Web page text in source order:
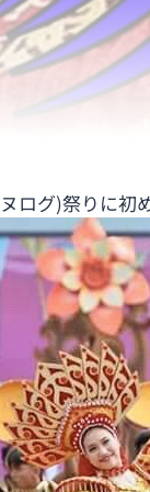
グ)祭りに初